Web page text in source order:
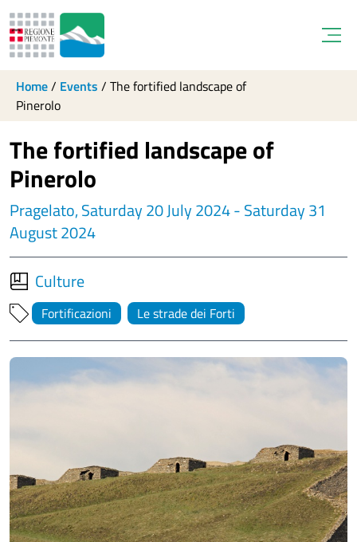
Home/ Events / The fortified landscape of
Pinerolo
The fortified landscape of
Pinerolo
Pragelato, Saturday 20 July 2024 - Saturday 31
August 2024
Culture
Fortificazioni Le strade dei Forti